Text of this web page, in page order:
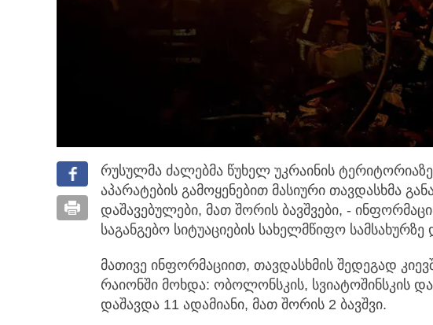
რუსულმა ძალებმა წუხელ უკრაინის
აპარატების გამოყენებით მასიური თავდასხმა
დაშავებულები, მათ შორის ბავშვები, -
საგანგებო სიტუაციების სახელმწიფო
მათივე ინფორმაციით, თავდასხმის შედეგად
რაიონში მოხდა: ობოლონსკის, სვიატოშინსკის და
დაშავდა 11 ადამიანი, მათ შორის 2 ბავშვი.